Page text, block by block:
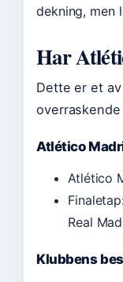
dekning, men
Har
Dette er et
Atlético
Atlético
Real
Klubbens